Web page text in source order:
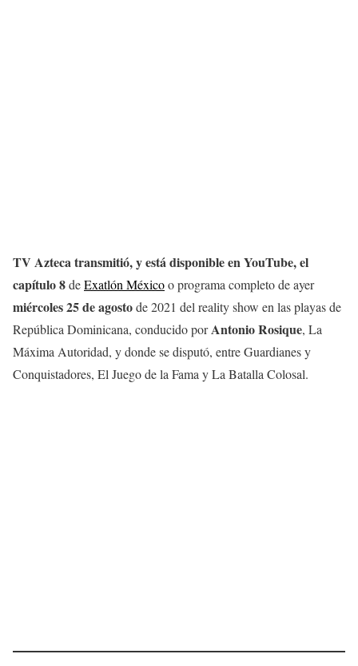
TV Azteca transmitió, y está disponible en YouTube, el
capítulo 8deExatlón Méxicoo programa completo de ayer
miércoles 25 de agostode 2021 del reality show en las playas de
República Dominicana, conducido porAntonio Rosique, La
Máxima Autoridad, y donde se disputó, entre Guardianes y
Conquistadores, El Juego de la Fama y La Batalla Colosal.